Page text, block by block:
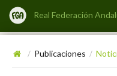
Real Federación
/ Publicaciones /